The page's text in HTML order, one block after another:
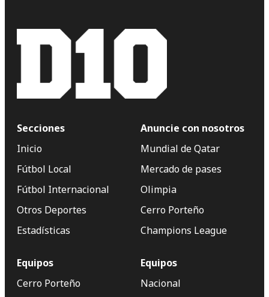
Secciones
Inicio
Fútbol Local
Fútbol Internacional
Otros Deportes
Estadísticas
Anuncie con nosotros
Mundial de Qatar
Mercado de pases
Olimpia
Cerro Porteño
Champions League
Equipos
Cerro Porteño
Equipos
Nacional